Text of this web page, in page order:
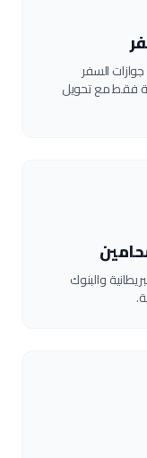
السفر
فقط مع تحويل
والبنوك